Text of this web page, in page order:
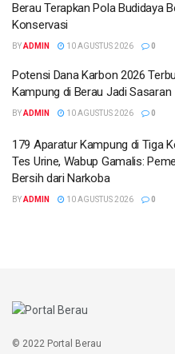
Berau Terapkan Pola Budidaya
Konservasi
BYADMIN 10 AGUSTUS 2026 0
Potensi Dana Karbon 2026
Kampung di Berau Jadi Sasaran
BYADMIN 10 AGUSTUS 2026 0
179 Aparatur Kampung di Tiga
Tes Urine, Wabup Gamalis:
Bersih dari Narkoba
BYADMIN 10 AGUSTUS 2026 0
© 2022 Portal Berau